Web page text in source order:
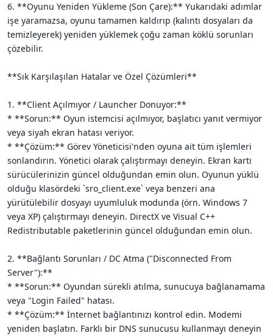
6. **Oyunu Yeniden Yükleme (Son Çare):** Yukarıdaki adımlar
işe yaramazsa, oyunu tamamen kaldırıp (kalıntı dosyaları da
temizleyerek) yeniden yüklemek çoğu zaman köklü sorunları
çözebilir.
**Sık Karşılaşılan Hatalar ve Özel Çözümleri**
1. **Client Açılmıyor / Launcher Donuyor:**
* **Sorun:** Oyun istemcisi açılmıyor, başlatıcı yanıt vermiyor
veya siyah ekran hatası veriyor.
* **Çözüm:** Görev Yöneticisi'nden oyuna ait tüm işlemleri
sonlandırın. Yönetici olarak çalıştırmayı deneyin. Ekran kartı
sürücülerinizin güncel olduğundan emin olun. Oyunun yüklü
olduğu klasördeki `sro_client.exe` veya benzeri ana
yürütülebilir dosyayı uyumluluk modunda (örn. Windows 7
veya XP) çalıştırmayı deneyin. DirectX ve Visual C++
Redistributable paketlerinin güncel olduğundan emin olun.
2. **Bağlantı Sorunları / DC Atma ("Disconnected From
Server"):**
* **Sorun:** Oyundan sürekli atılma, sunucuya bağlanamama
veya "Login Failed" hatası.
* **Çözüm:** İnternet bağlantınızı kontrol edin. Modemi
yeniden başlatın. Farklı bir DNS sunucusu kullanmayı deneyin